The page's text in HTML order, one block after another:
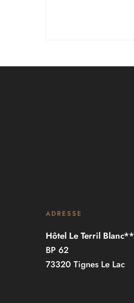
ADRESSE
Hôtel Le Terril Blanc**
BP 62
73320 Tignes Le Lac